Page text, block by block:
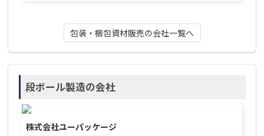
包装・梱包資材販売の会社一覧へ
段ボール製造の会社
株式会社ユーパッケージ